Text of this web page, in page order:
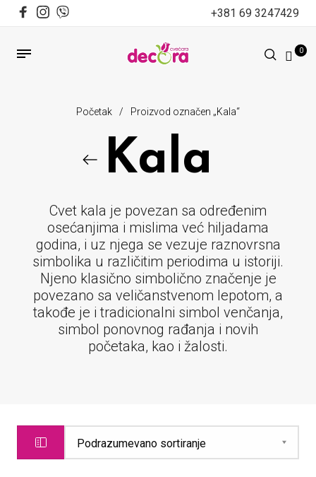
+381 69 3247429
0
Početak / Proizvod označen „Kala“
Kala
Cvet kala je povezan sa određenim
osećanjima i mislima već hiljadama
godina, i uz njega se vezuje raznovrsna
simbolika u različitim periodima u istoriji.
Njeno klasično simbolično značenje je
povezano sa veličanstvenom lepotom, a
takođe je i tradicionalni simbol venčanja,
simbol ponovnog rađanja i novih
početaka, kao i žalosti.